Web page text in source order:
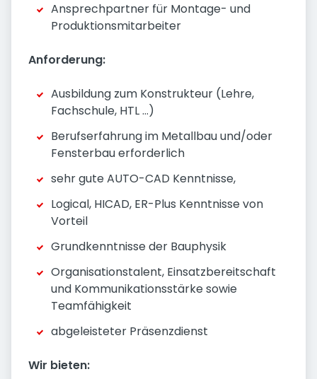
Ansprechpartner für Montage- und
Produktionsmitarbeiter
Anforderung:
Ausbildung zum Konstrukteur (Lehre,
Fachschule, HTL …)
Berufserfahrung im Metallbau und/oder
Fensterbau erforderlich
sehr gute AUTO-CAD Kenntnisse,
Logical, HICAD, ER-Plus Kenntnisse von
Vorteil
Grundkenntnisse der Bauphysik
Organisationstalent, Einsatzbereitschaft
und Kommunikationsstärke sowie
Teamfähigkeit
abgeleisteter Präsenzdienst
Wir bieten: